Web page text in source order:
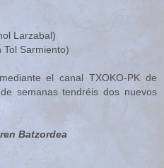
Larzabal)
Tol Sarmiento)
el canal TXOKO-PK de
semanas tendréis dos nuevos
Batzordea